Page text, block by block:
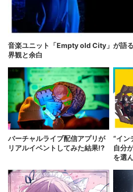
音楽ユニット「Empty old City」が語
界観と余白
バーチャルライブ配信アプリが
リアルイベントしてみた結果!?
“イン
自分
を選